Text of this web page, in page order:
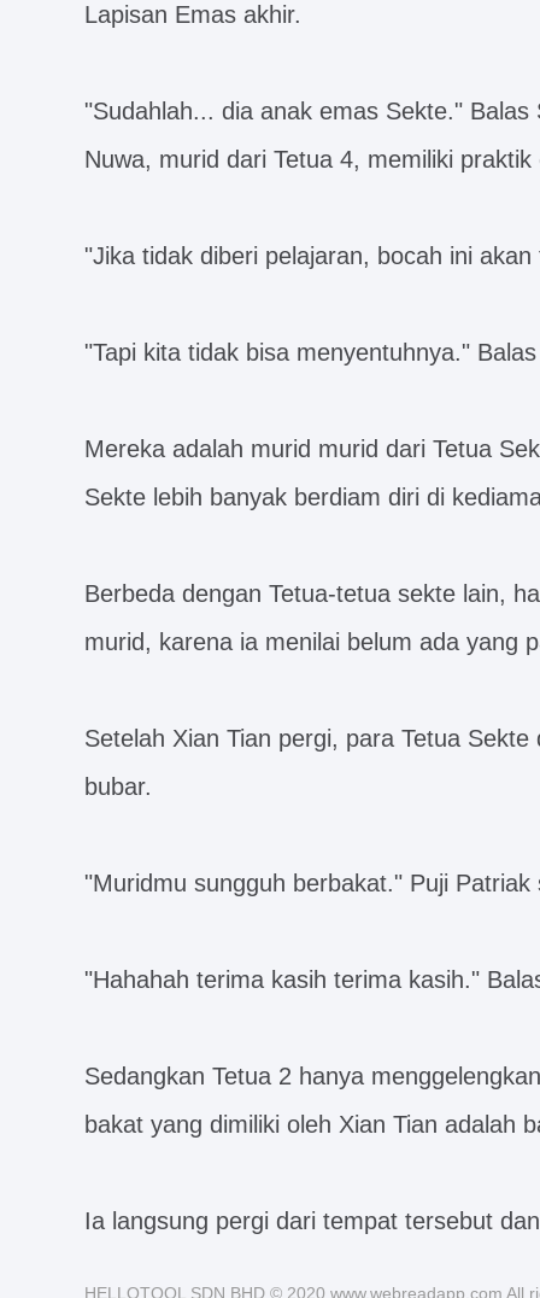
Lapisan Emas akhir.
"Sudahlah... dia anak emas Sekte."
Nuwa, murid dari Tetua 4, memiliki
"Jika tidak diberi pelajaran, bocah ini
"Tapi kita tidak bisa menyentuhnya."
Mereka adalah murid murid dari Tetua
Sekte lebih banyak berdiam diri di
Berbeda dengan Tetua-tetua sekte lain,
murid, karena ia menilai belum ada yang
Setelah Xian Tian pergi, para Tetua
bubar.
"Muridmu sungguh berbakat." Puji Patriak
"Hahahah terima kasih terima kasih."
Sedangkan Tetua 2 hanya
bakat yang dimiliki oleh Xian Tian adalah
Ia langsung pergi dari tempat tersebut
HELLOTOOL SDN BHD © 2020 www.webreadapp.com All